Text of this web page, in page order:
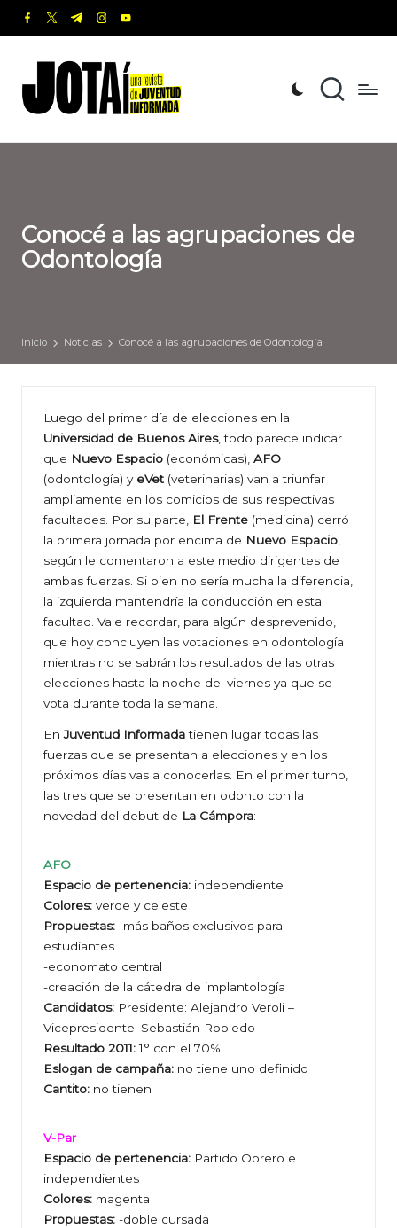
Saltar
contenido
facebook.com
twitter.com
t.me instagram.com
youtube.com
o
t
revista
de
Informada
Conocé a las agrupaciones de
Odontología
Inicio Noticias Conocé a las agrupaciones de Odontología
Luego del primer día de elecciones en la
Universidad de Buenos Aires, todo parece indicar
que Nuevo Espacio (económicas), AFO
(odontología) y eVet (veterinarias) van a triunfar
ampliamente en los comicios de sus respectivas
facultades. Por su parte,
El Frente (medicina) cerró
la primera jornada por encima de Nuevo Espacio
según le comentaron a este medio dirigentes de
ambas fuerzas. Si bien no sería mucha la diferencia,
la izquierda mantendría la conducción en esta
facultad. Vale recordar, para algún desprevenido,
que hoy concluyen las votaciones en odontología
mientras no se sabrán los resultados de las otras
elecciones hasta la noche del viernes ya que se
vota durante toda la semana.
EnJuventud Informadatienen lugar todas las
fuerzas que se presentan a elecciones y en los
próximos días vas a conocerlas. En el primer turno,
las tres que se presentan en odonto con la
novedad del debut de La Cámpora:
AFO
Espacio de pertenencia: independiente
Colores: verde y celeste
Propuestas: -más baños exclusivos para
estudiantes
-economato central
-creación de la cátedra de implantología
Candidatos: Presidente: Alejandro Veroli –
Vicepresidente: Sebastián Robledo
Resultado 2011:1° con el 70%
Eslogan de campaña: no tiene uno definido
Cantito: no tienen
V-Par
Espacio de pertenencia: Partido Obrero e
independientes
Colores: magenta
Propuestas: -doble cursada